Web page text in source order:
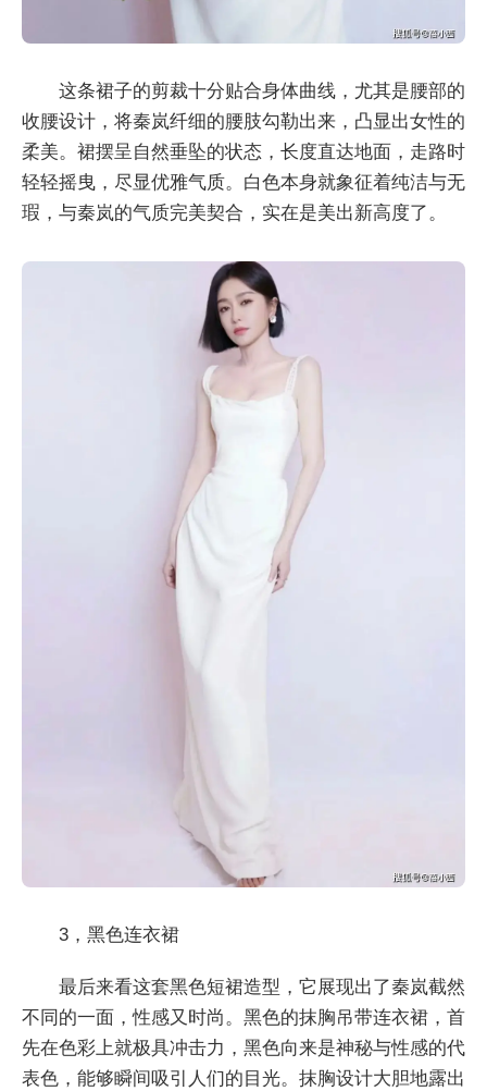
这条裙子的剪裁十分贴合身体曲线，尤其是腰部的
收腰设计，将秦岚纤细的腰肢勾勒出来，凸显出女性的
柔美。裙摆呈自然垂坠的状态，长度直达地面，走路时
轻轻摇曳，尽显优雅气质。白色本身就象征着纯洁与无
瑕，与秦岚的气质完美契合，实在是美出新高度了。
3，黑色连衣裙
最后来看这套黑色短裙造型，它展现出了秦岚截然
不同的一面，性感又时尚。黑色的抹胸吊带连衣裙，首
先在色彩上就极具冲击力，黑色向来是神秘与性感的代
表色，能够瞬间吸引人们的目光。抹胸设计大胆地露出